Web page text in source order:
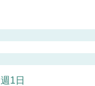
週1日